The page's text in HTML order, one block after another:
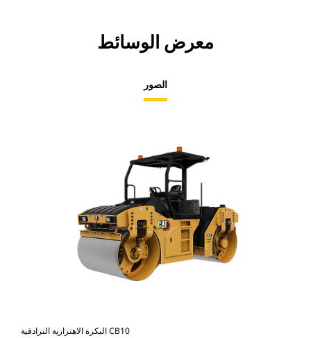
معرض الوسائط
الصور
البكرة الاهتزازية الترادفية CB10